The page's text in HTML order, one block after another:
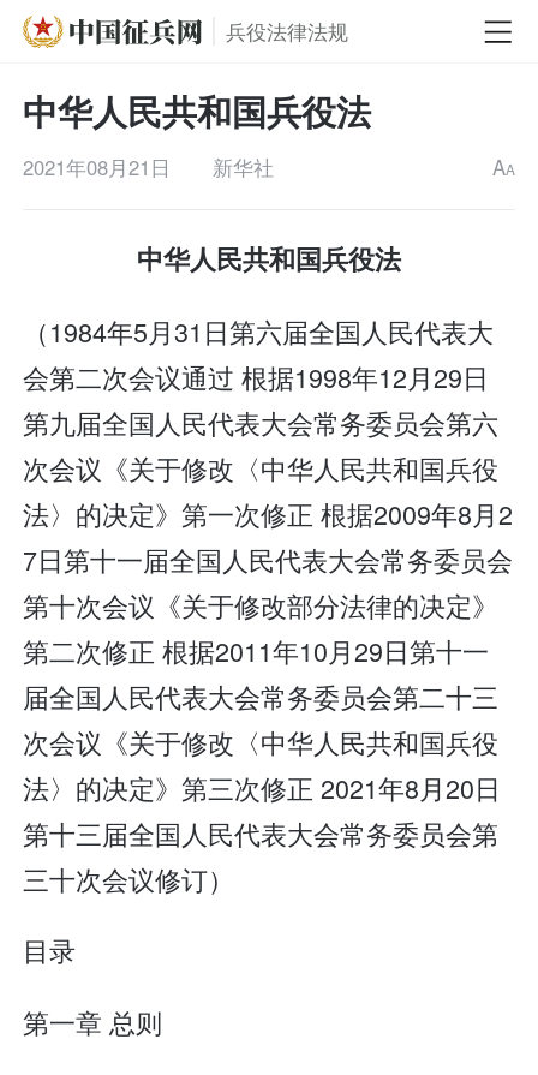
兵役法律法规
中华人民共和国兵役法
2021年08月21日 新华社 AA
中华人民共和国兵役法
（1984年5月31日第六届全国人民代表大
会第二次会议通过 根据1998年12月29日
第九届全国人民代表大会常务委员会第六
次会议《关于修改〈中华人民共和国兵役
法〉的决定》第一次修正 根据2009年8月2
7日第十一届全国人民代表大会常务委员会
第十次会议《关于修改部分法律的决定》
第二次修正 根据2011年10月29日第十一
届全国人民代表大会常务委员会第二十三
次会议《关于修改〈中华人民共和国兵役
法〉的决定》第三次修正 2021年8月20日
第十三届全国人民代表大会常务委员会第
三十次会议修订）
目录
第一章 总则